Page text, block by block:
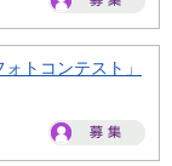
トコンテスト」